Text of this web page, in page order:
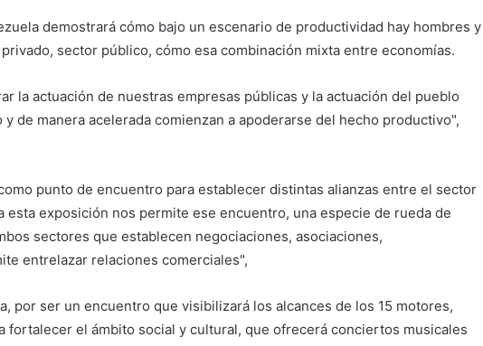
demostrará cómo bajo un escenario de productividad hay hombres y
sector público, cómo esa combinación mixta entre economías.
la actuación de nuestras empresas públicas y la actuación del pueblo
de manera acelerada comienzan a apoderarse del hecho productivo",
punto de encuentro para establecer distintas alianzas entre el sector
esta exposición nos permite ese encuentro, una especie de rueda de
sectores que establecen negociaciones, asociaciones,
entrelazar relaciones comerciales",
por ser un encuentro que visibilizará los alcances de los 15 motores,
fortalecer el ámbito social y cultural, que ofrecerá conciertos musicales